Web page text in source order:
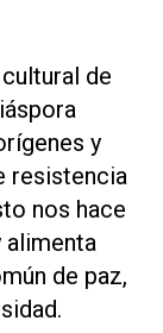
de
y
resistencia
nos hace
alimenta
de paz,